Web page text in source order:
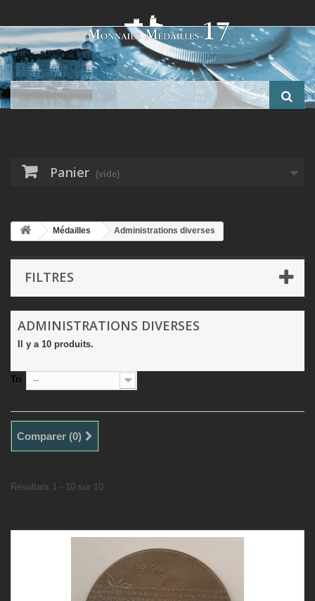
Panier (vide)
Médailles Administrations diverses
FILTRES
ADMINISTRATIONS DIVERSES
Il y a 10 produits.
Tri --
Comparer (0)
Résultats 1 - 10 sur 10.